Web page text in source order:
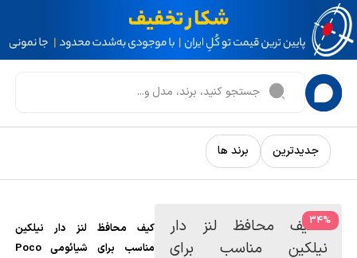
جدیدترین برند ها
%
34
کیف محافظ لنز دار نیلکین
مناسب برای شیائومی Poco